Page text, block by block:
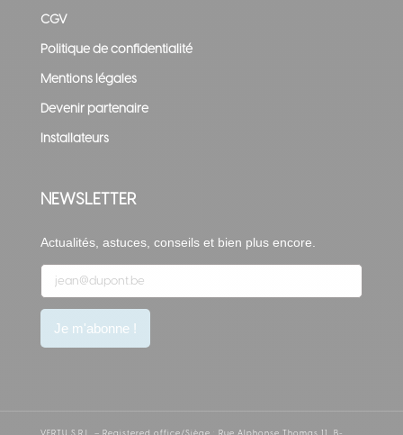
CGV
Politique de confidentialité
Mentions légales
Devenir partenaire
Installateurs
NEWSLETTER
Actualités, astuces, conseils et bien plus encore.
e
Je m'abonne !
VERTU S.R.L. – Registered office/Siège : Rue Alphonse Thomas 11, B-